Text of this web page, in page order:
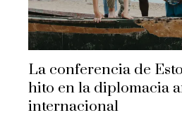
La conferencia de
hito en la diplomacia
internacional